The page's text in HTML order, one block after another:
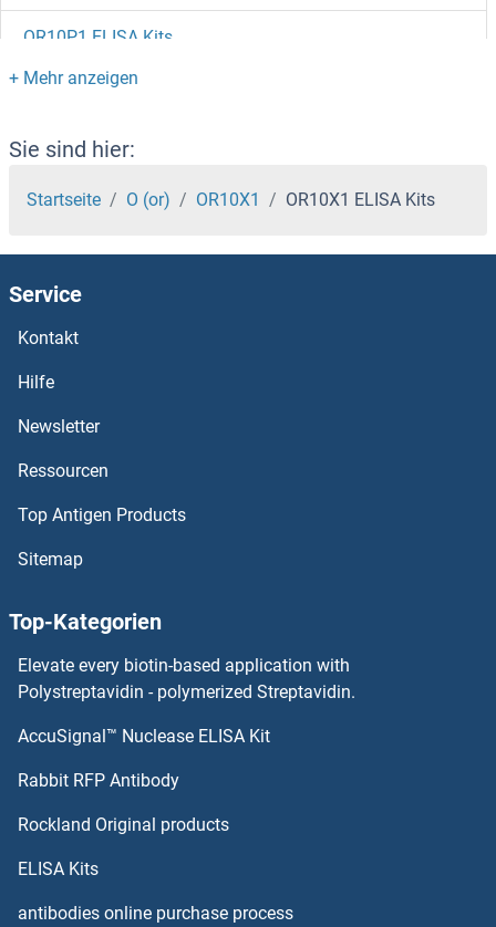
OR10P1 ELISA Kits
OR10K1 ELISA Kits
OR10J5 ELISA Kits
OR10J1 ELISA Kits
OR10H5 ELISA Kits
OR10H4 ELISA Kits
OR10H2 ELISA Kits
OR10H1 ELISA Kits
OR10G9 ELISA Kits
OR10G7 ELISA Kits
OR10G4 ELISA Kits
OR10G3 ELISA Kits
OR10Z1 ELISA Kits
OR11G2 ELISA Kits
Sie sind hier:
Startseite O (or) OR10X1 OR10X1 ELISA Kits
Service
Kontakt
Hilfe
Newsletter
Ressourcen
Top Antigen Products
Sitemap
Top-Kategorien
Elevate every biotin-based application with
Polystreptavidin - polymerized Streptavidin.
AccuSignal™ Nuclease ELISA Kit
Rabbit RFP Antibody
Rockland Original products
ELISA Kits
antibodies online purchase process